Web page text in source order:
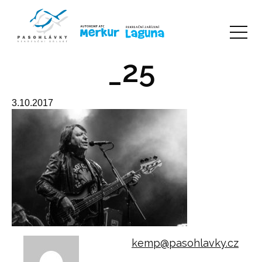
_25
3.10.2017
kemp@pasohlavky.cz